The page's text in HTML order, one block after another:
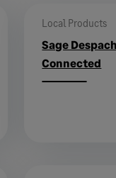
Local Products
Sage
Connected